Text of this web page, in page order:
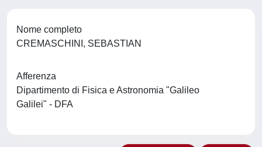
Nome completo
CREMASCHINI, SEBASTIAN
Afferenza
Dipartimento di Fisica e Astronomia "Galileo
Galilei" - DFA